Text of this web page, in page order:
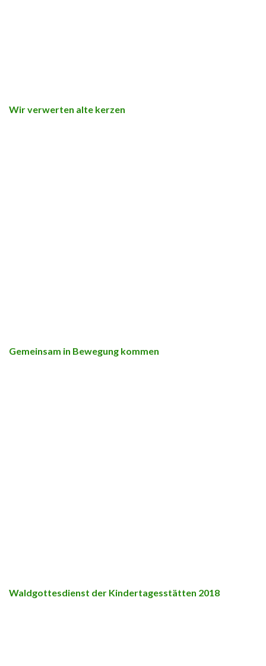
Wir verwerten alte kerzen
Gemeinsam in Bewegung kommen
Waldgottesdienst der Kindertagesstätten 2018